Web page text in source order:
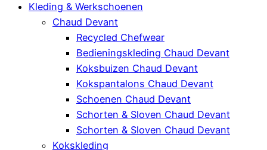
Kleding & Werkschoenen
Chaud Devant
Recycled Chefwear
Bedieningskleding Chaud Devant
Koksbuizen Chaud Devant
Kokspantalons Chaud Devant
Schoenen Chaud Devant
Schorten & Sloven Chaud Devant
Schorten & Sloven Chaud Devant
Kokskleding